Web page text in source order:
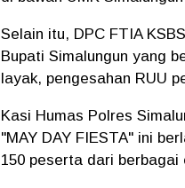
Selain itu, DPC FTIA
Bupati Simalungun yang
layak, pengesahan RUU
Kasi Humas Polres
"MAY DAY FIESTA" ini
150 peserta dari